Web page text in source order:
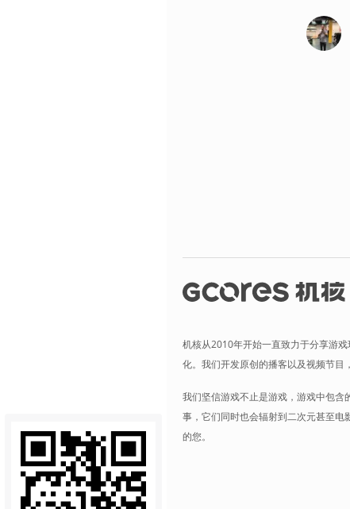
机核从2010年开始一直致力于分享游
化。我们开发原创的播客以及视频节目
我们坚信游戏不止是游戏，游戏中包
事，它们同时也会辐射到二次元甚至
的您。